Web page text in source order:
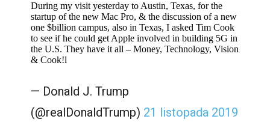
During my visit yesterday to Austin, Texas, for the
startup of the new Mac Pro, & the discussion of a new
one $billion campus, also in Texas, I asked Tim Cook
to see if he could get Apple involved in building 5G in
the U.S. They have it all – Money, Technology, Vision
& Cook!l
— Donald J. Trump
(@realDonaldTrump) 21 listopada 2019